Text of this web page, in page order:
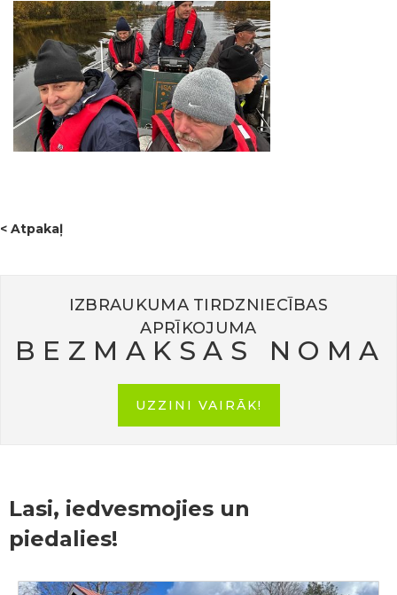
< Atpakaļ
IZBRAUKUMA TIRDZNIECĪBAS
APRĪKOJUMA
BEZMAKSAS NOMA
UZZINI VAIRĀK!
Lasi, iedvesmojies un
piedalies!